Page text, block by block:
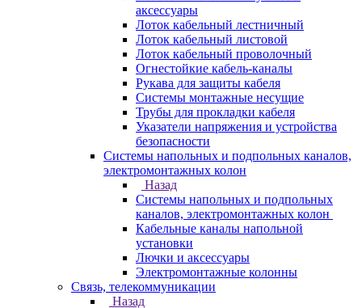
аксессуары
Лоток кабельный лестничный
Лоток кабельный листовой
Лоток кабельный проволочный
Огнестойкие кабель-каналы
Рукава для защиты кабеля
Системы монтажные несущие
Трубы для прокладки кабеля
Указатели напряжения и устройства
безопасности
Системы напольных и подпольных каналов,
электромонтажных колон
Назад
Системы напольных и подпольных
каналов, электромонтажных колон
Кабельные каналы напольной
установки
Лючки и аксессуары
Электромонтажные колонны
Связь, телекоммуникации
Назад